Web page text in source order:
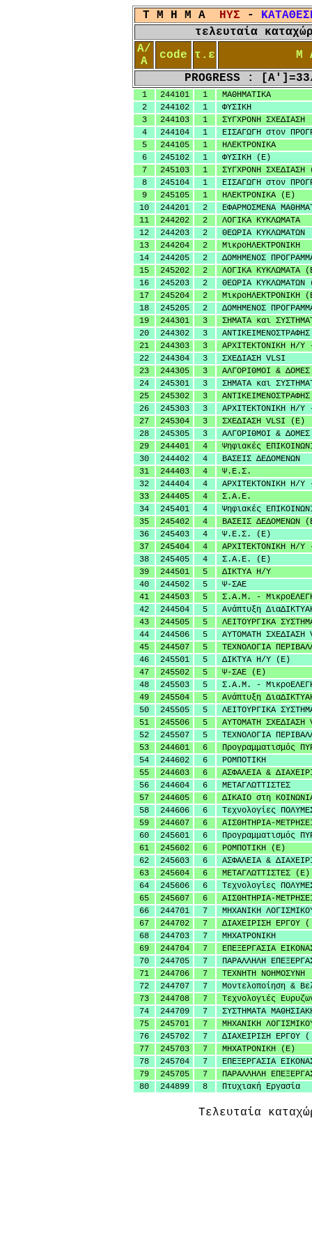
T M H M A HYΣ -
τελευταία
Α/
Α
code τ.ε
Μ
PROGRESS :
1 244101 1
ΜΑΘΗΜΑΤΙΚΑ
2
244102 1
ΦΥΣΙΚΗ
3
244103 1
ΣΥΓΧΡΟΝΗ ΣΧΕΔΙΑΣΗ
4
244104 1
ΕΙΣΑΓΩΓΗ στον
5
244105 1
ΗΛΕΚΤΡΟΝΙΚΑ
6
245102 1
ΦΥΣΙΚΗ (Ε)
7
245103 1
ΣΥΓΧΡΟΝΗ ΣΧΕΔΙΑΣΗ
8
245104 1
ΕΙΣΑΓΩΓΗ στον
9
245105 1
ΗΛΕΚΤΡΟΝΙΚΑ (Ε)
10
244201 2
ΕΦΑΡΜΟΣΜΕΝΑ
11
244202 2
ΛΟΓΙΚΑ ΚΥΚΛΩΜΑΤΑ
12
244203 2
ΘΕΩΡΙΑ ΚΥΚΛΩΜΑΤΩΝ
13
244204 2
ΜικροΗΛΕΚΤΡΟΝΙΚΗ
14
244205 2
ΔΟΜΗΜΕΝΟΣ
15
245202 2
ΛΟΓΙΚΑ ΚΥΚΛΩΜΑΤΑ
16
245203 2
ΘΕΩΡΙΑ ΚΥΚΛΩΜΑΤΩΝ
17
245204 2
ΜικροΗΛΕΚΤΡΟΝΙΚΗ
18
245205 2
ΔΟΜΗΜΕΝΟΣ
19
244301 3
ΣΗΜΑΤΑ και
20
244302 3
21
244303 3
ΑΡΧΙΤΕΚΤΟΝΙΚΗ Η/
22
244304 3
ΣΧΕΔΙΑΣΗ VLSI
23
244305 3
ΑΛΓΟΡΙΘΜΟΙ &
24
245301 3
ΣΗΜΑΤΑ και
25
245302 3
26
245303 3
ΑΡΧΙΤΕΚΤΟΝΙΚΗ Η/
27
245304 3
ΣΧΕΔΙΑΣΗ VLSI (Ε)
28
245305 3
ΑΛΓΟΡΙΘΜΟΙ &
29
244401 4
Ψηφιακές
30
244402 4
ΒΑΣΕΙΣ ΔΕΔΟΜΕΝΩΝ
31
244403 4
Ψ.Ε.Σ.
32
244404 4
ΑΡΧΙΤΕΚΤΟΝΙΚΗ Η/
33
244405 4
Σ.Α.Ε.
34
245401 4
Ψηφιακές
35
245402 4
ΒΑΣΕΙΣ ΔΕΔΟΜΕΝΩΝ
36
245403 4
Ψ.Ε.Σ. (Ε)
37
245404 4
ΑΡΧΙΤΕΚΤΟΝΙΚΗ
38
245405 4
Σ.Α.Ε. (Ε)
39
244501 5
ΔΙΚΤΥΑ Η/Υ
40
244502 5
Ψ-ΣΑΕ
41
244503 5
Σ.Α.Μ. -
42
244504 5
Ανάπτυξη
43
244505 5
ΛΕΙΤΟΥΡΓΙΚΑ
44
244506 5
ΑΥΤΟΜΑΤΗ ΣΧΕΔΙΑΣΗ
45
244507 5
ΤΕΧΝΟΛΟΓΙΑ
46
245501 5
ΔΙΚΤΥΑ Η/Υ (Ε)
47
245502 5
Ψ-ΣΑΕ (Ε)
48
245503 5
Σ.Α.Μ. -
49
245504 5
Ανάπτυξη
50
245505 5
ΛΕΙΤΟΥΡΓΙΚΑ
51
245506 5
ΑΥΤΟΜΑΤΗ ΣΧΕΔΙΑΣΗ
52
245507 5
ΤΕΧΝΟΛΟΓΙΑ
53
244601 6
Προγραμματισμός
54
244602 6
ΡΟΜΠΟΤΙΚΗ
55
244603 6
ΑΣΦΑΛΕΙΑ &
56
244604 6
ΜΕΤΑΓΛΩΤΤΙΣΤΕΣ
57
244605 6
ΔΙΚΑΙΟ στη
58
244606 6
Τεχνολογίες
59
244607 6
ΑΙΣΘΗΤΗΡΙΑ-
60
245601 6
Προγραμματισμός
61
245602 6
ΡΟΜΠΟΤΙΚΗ (Ε)
62
245603 6
ΑΣΦΑΛΕΙΑ &
63
245604 6
ΜΕΤΑΓΛΩΤΤΙΣΤΕΣ (Ε)
64
245606 6
Τεχνολογίες
65
245607 6
ΑΙΣΘΗΤΗΡΙΑ-
66
244701 7
ΜΗΧΑΝΙΚΗ
67
244702 7
ΔΙΑΧΕΙΡΙΣΗ ΕΡΓΟΥ
68
244703 7
ΜΗΧΑΤΡΟΝΙΚΗ
69
244704 7
ΕΠΕΞΕΡΓΑΣΙΑ
70
244705 7
ΠΑΡΑΛΛΗΛΗ
71
244706 7
ΤΕΧΝΗΤΗ ΝΟΗΜΟΣΥΝΗ
72
244707 7
Μοντελοποίηση &
73
244708 7
Τεχνολογιές
74
244709 7
ΣΥΣΤΗΜΑΤΑ
75
245701 7
ΜΗΧΑΝΙΚΗ
76
245702 7
ΔΙΑΧΕΙΡΙΣΗ
77
245703 7
ΜΗΧΑΤΡΟΝΙΚΗ (Ε)
78
245704 7
ΕΠΕΞΕΡΓΑΣΙΑ
79
245705 7
ΠΑΡΑΛΛΗΛΗ
80
244899 8 Πτυχιακή Εργασία
Τελευταία